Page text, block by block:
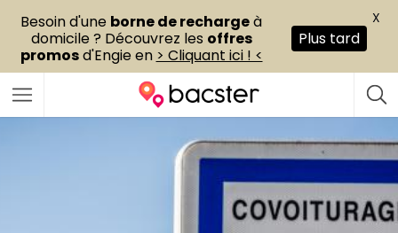
Besoin d'une borne de rechargeà
domicile ? Découvrez les offres
promosd'Engie en > Cliquant ici ! <
Plus tard
X